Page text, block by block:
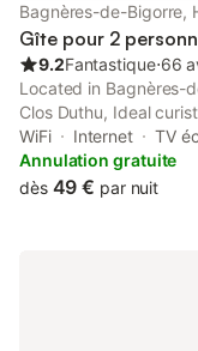
Bagnères-de-Bigorre,
Gîte pour 2
9.2Fantastique⋅66
Located in Bagnères-
Clos Duthu, Ideal
km from Basilica of
Midi Cable Car and 24
WiFi Internet
TV
Annulation gratuite
dès 49 € par nuit